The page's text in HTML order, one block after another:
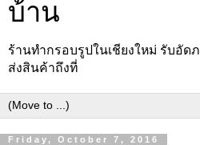
บ้าน
ร้านทำกรอบรูปในเชียงใหม่ รับอั
ส่งสินค้าถึงที่
Friday, October 7, 2016